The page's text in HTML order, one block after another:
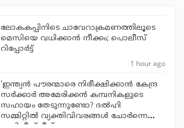
ലോകകപ്പിനിടെ ചാവേറാക്രമണത്തിലൂടെ
മെസിയെ വധിക്കാന്‍ നീക്കം; പൊലീസ്
റിപ്പോര്‍ട്ട്
1 hour ago
'ഇന്ത്യന്‍ പൗരന്മാരെ നിരീക്ഷിക്കാന്‍ കേന്ദ്ര
സര്‍ക്കാര്‍ അമേരിക്കന്‍ കമ്പനികളുടെ
സഹായം തേടുന്നുണ്ടോ? ദല്‍ഹി
സമ്മിറ്റില്‍ വ്യക്തിവിവരങ്ങള്‍ ചോര്‍ന്നെന്ന്